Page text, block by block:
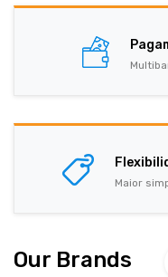
Maior
Our Brands